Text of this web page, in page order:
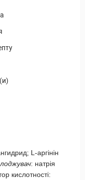
L-аргінін
: натрія
кислотності: